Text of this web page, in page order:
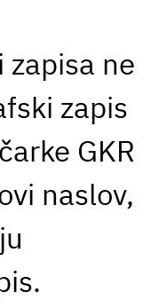
zapisa ne
zapis
GKR
naslov,